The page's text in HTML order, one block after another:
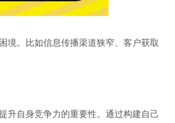
境。比如信息传播渠道狭窄、客户获取
升自身竞争力的重要性。通过构建自己